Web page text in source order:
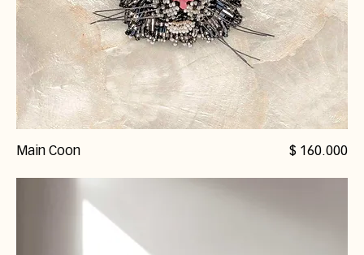
Main Coon Precio
$ 160.000